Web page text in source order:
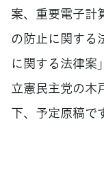
案、重要電子計
の防止に関する
に関する法律案
立憲民主党の木
下、予定原稿で